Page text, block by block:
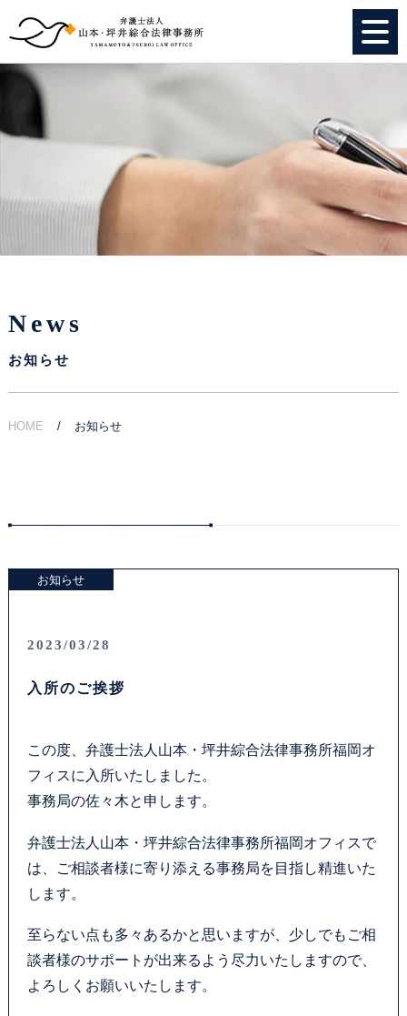
HOME
個人のお客様
法人のお客様
お客様の声
採用情報
アクセス
カウンセリング
法律相談継続サポートプラン
よくあるご質問
SDGs宣言
News
お知らせ
HOME お知らせ
お知らせ
2023/03/28
入所のご挨拶
この度、弁護士法人山本・坪井綜合法律事務所福岡オ
フィスに入所いたしました。
事務局の佐々木と申します。
弁護士法人山本・坪井綜合法律事務所福岡オフィスで
は、ご相談者様に寄り添える事務局を目指し精進いた
します。
至らない点も多々あるかと思いますが、少しでもご相
談者様のサポートが出来るよう尽力いたしますので、
よろしくお願いいたします。